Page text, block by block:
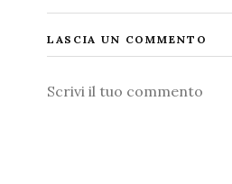
LASCIA UN COMMENTO
Commento